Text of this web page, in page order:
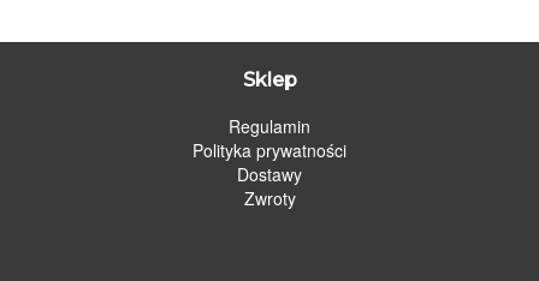
Sklep
Regulamin
Polityka prywatności
Dostawy
Zwroty